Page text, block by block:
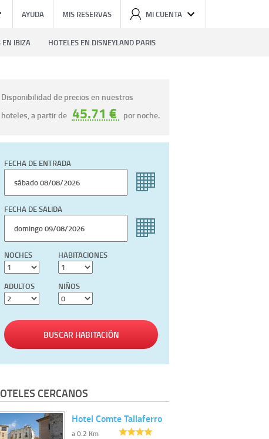
AYUDA MIS RESERVAS MI CUENTA
EN IBIZA HOTELES EN DISNEYLAND PARIS
Disponibilidad de precios en nuestros
hoteles, a partir de 45.71 € por noche.
FECHA DE ENTRADA
FECHA DE SALIDA
NOCHES HABITACIONES
ADULTOS NIÑOS
BUSCAR HABITACIÓN
CERCANOS
Hotel Comte Tallaferro
a 0.2 Km